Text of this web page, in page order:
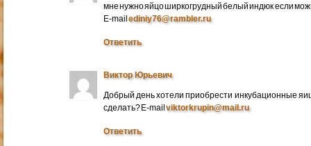
мне нужно яйцо ширкогрудный белый индюк если
E-mailediniy76@rambler.ru
Ответить
Виктор Юрьевич
Добрый день хотели приобрести инкубационные
сделать? E-mailviktorkrupin@mail.ru
Ответить